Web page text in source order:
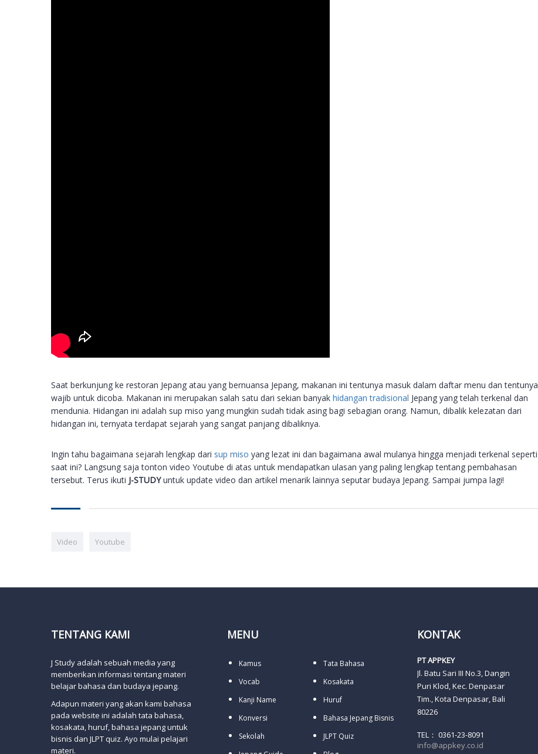
Saat berkunjung ke restoran Jepang atau yang bernuansa Jepang, makanan ini tentunya masuk dalam daftar menu dan tentunya
wajib untuk dicoba. Makanan ini merupakan salah satu dari sekian banyak hidangan tradisional Jepang yang telah terkenal dan
mendunia. Hidangan ini adalah sup miso yang mungkin sudah tidak asing bagi sebagian orang. Namun, dibalik kelezatan dari
hidangan ini, ternyata terdapat sejarah yang sangat panjang dibaliknya.
Ingin tahu bagaimana sejarah lengkap dari sup miso yang lezat ini dan bagaimana awal mulanya hingga menjadi terkenal seperti
saat ini? Langsung saja tonton video Youtube di atas untuk mendapatkan ulasan yang paling lengkap tentang pembahasan
tersebut. Terus ikuti J-STUDYuntuk update video dan artikel menarik lainnya seputar budaya Jepang. Sampai jumpa lagi!
Video Youtube
TENTANG KAMI
J Study adalah sebuah media yang
memberikan informasi tentang materi
belajar bahasa dan budaya jepang.
Adapun materi yang akan kami bahasa
pada website ini adalah tata bahasa,
kosakata, huruf, bahasa jepang untuk
bisnis dan JLPT quiz. Ayo mulai pelajari
materi.
MENU
Kamus
Vocab
Kanji Name
Konversi
Sekolah
Tata Bahasa
Kosakata
Huruf
Bahasa Jepang Bisnis
JLPT Quiz
KONTAK
PT APPKEY
Jl. Batu Sari III No.3, Dangin
Puri Klod, Kec. Denpasar
Tim., Kota Denpasar, Bali
80226
TEL： 0361-23-8091
info@appkey.co.id